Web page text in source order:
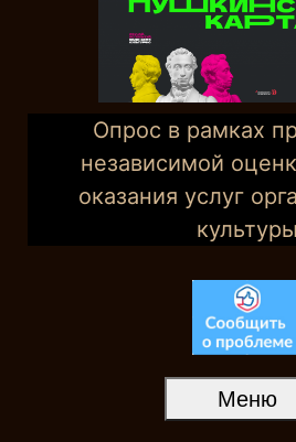
Опрос в рамках
независимой
оказания услуг
культуры
Меню